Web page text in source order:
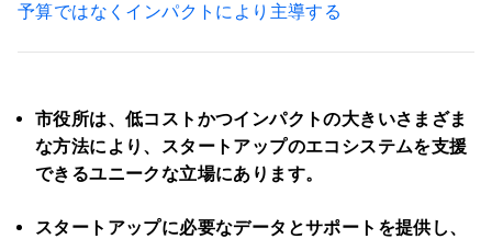
市役所は、低コストかつインパクトの大きいさまざま
な方法により、スタートアップのエコシステムを支援
できるユニークな立場にあります。
スタートアップに必要なデータとサポートを提供し、
予算ではなくインパクトにより主導する